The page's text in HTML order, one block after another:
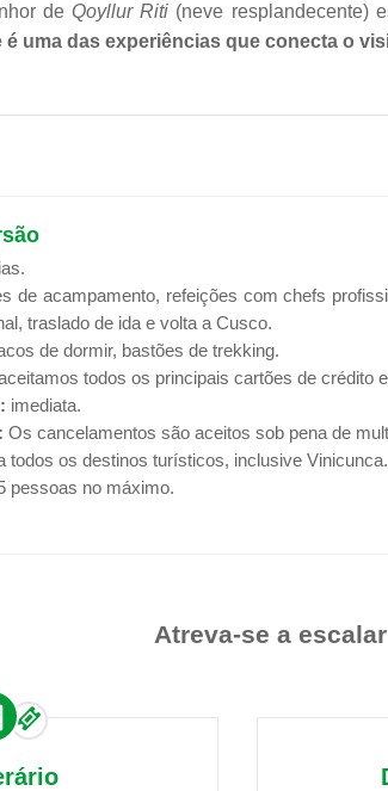
deQoyllur Riti (neve resplandecente)
uma das experiências que conecta o
de acampamento, refeições com chefs
traslado de ida e volta a Cusco.
de dormir, bastões de trekking.
todos os principais cartões de crédito
imediata.
Os cancelamentos são aceitos sob pena de
todos os destinos turísticos, inclusive Vinicunca.
pessoas no máximo.
Atreva-se a